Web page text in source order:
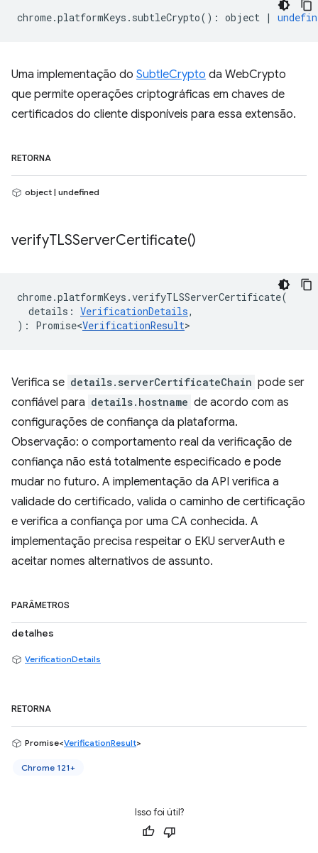
chrome.platformKeys . subtleCrypto() : object |
Uma implementação do SubtleCrypto da WebCrypto
que permite operações criptográficas em chaves de
certificados do cliente disponíveis para essa extensão.
RETORNA
object | undefined
verifyTLSServerCertificate()
chrome.platformKeys .verifyTLSServerCertificate(
details : VerificationDetails,
) : Promise<VerificationResult>
Verifica se details.serverCertificateChain pode ser
confiável para details.hostname de acordo com as
configurações de confiança da plataforma.
Observação: o comportamento real da verificação de
confiança não está totalmente especificado e pode
mudar no futuro. A implementação da API verifica a
validade do certificado, valida o caminho de certificação
e verifica a confiança por uma CA conhecida. A
implementação precisa respeitar o EKU serverAuth e
aceitar nomes alternativos de assunto.
PARÂMETROS
detalhes
VerificationDetails
RETORNA
Promise<VerificationResult>
Chrome 121+
Isso foi útil?